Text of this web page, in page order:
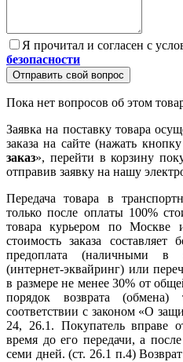
Я прочитал и согласен с
безопасности
Отправить свой вопрос
Пока нет вопросов об этом
Заявка на поставку товара
заказа на сайте (нажать
заказ», перейти в корзину
отправив заявку на нашу
Передача товара в
только после оплаты 100%
товара курьером по Москве
стоимость заказа
предоплата (наличными в
(интернет-эквайринг) или
в размере не менее 30% от
порядок возврата (обмена)
соответствии с законом «О
24, 26.1. Покупатель вправе
время до его передачи, а
семи дней. (ст. 26.1 п.4)